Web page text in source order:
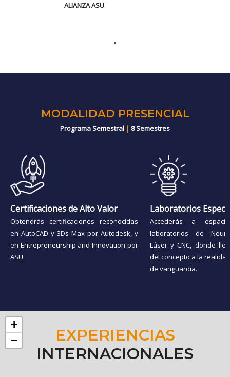
ALIANZA ASU
MODALIDAD PRESENCIAL
Programa Semestral | 8 Semestres
Certificaciones de Alto Valor
Obtendrás certificaciones reconocidas
en AutoCAD y 3Ds Max por Autodesk, y
en Entrepreneurship and Innovation por
ASU.
Laboratorios
Accederás a
laboratorios de
Láser y CNC, donde
del concepto a la
de vanguardia.
EXPERIENCIAS
INTERNACIONALES
+
−